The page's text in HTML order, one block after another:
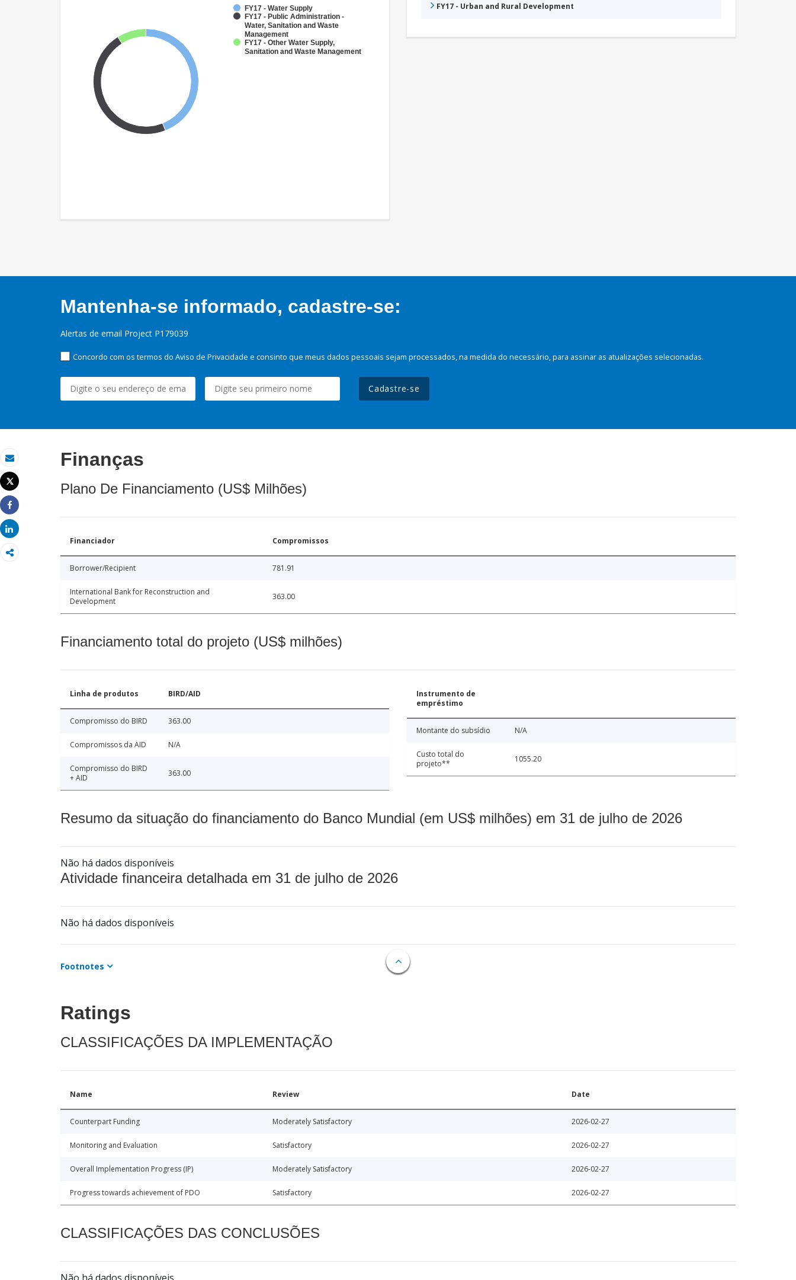
Email
Imprimir
Tweet
Share
Share
FY17 - Water Supply
FY17 - Public Administration -
Water, Sanitation and Waste
Management
FY17 - Other Water Supply,
Sanitation and Waste Management
FY17 - Urban and Rural Development
Mantenha-se informado, cadastre-se:
Alertas de email Project P179039
Concordo com os termos do Aviso de Privacidade e consinto que meus dados pessoais sejam processados, na medida do necessário, para assinar as atualizações selecionadas.
Cadastre-se
Finanças
Plano De Financiamento (US$ Milhões)
Financiador Compromissos
Borrower/Recipient 781.91
International Bank for Reconstruction and
Development
363.00
Financiamento total do projeto (US$ milhões)
Linha de produtos BIRD/AID
Compromisso do BIRD 363.00
Compromissos da AID N/A
Compromisso do BIRD
+ AID
363.00
Instrumento de
empréstimo
Montante do subsídio N/A
Custo total do
projeto**
1055.20
Resumo da situação do financiamento do Banco Mundial (em US$ milhões) em 31 de julho de 2026
Não há dados disponíveis
Atividade financeira detalhada em 31 de julho de 2026
Não há dados disponíveis
Footnotes
Ratings
CLASSIFICAÇÕES DA IMPLEMENTAÇÃO
Name Review Date
Counterpart Funding Moderately Satisfactory 2026-02-27
Monitoring and Evaluation Satisfactory 2026-02-27
Overall Implementation Progress (IP) Moderately Satisfactory 2026-02-27
Progress towards achievement of PDO Satisfactory 2026-02-27
CLASSIFICAÇÕES DAS CONCLUSÕES